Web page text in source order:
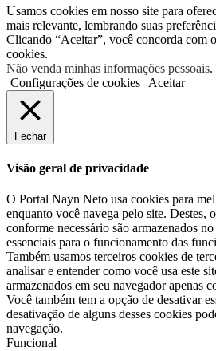
Usamos cookies em nosso site para
mais relevante, lembrando suas
Clicando “Aceitar”, você concorda com
cookies.
Não venda minhas informações pessoais.
Configurações de cookies
Aceitar
Fechar
Visão geral de privacidade
O Portal Nayn Neto usa cookies para
enquanto você navega pelo site. Destes,
conforme necessário são armazenados
essenciais para o funcionamento das
Também usamos terceiros cookies de
analisar e entender como você usa este
armazenados em seu navegador apenas
Você também tem a opção de desativar
desativação de alguns desses cookies
navegação.
Funcional